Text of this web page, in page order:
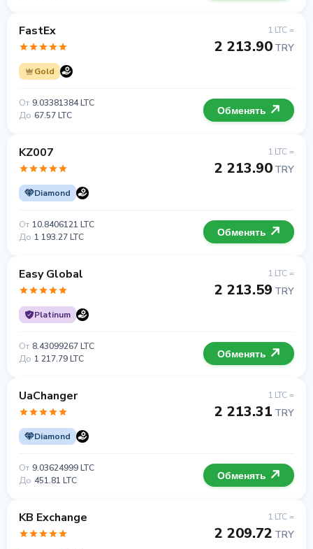
FastEx
Gold
1 LTC =
2 213.90 TRY
От 9.03381384 LTC
До 67.57 LTC Обменять
KZ007
Diamond
1 LTC =
2 213.90 TRY
От 10.8406121 LTC
До 1 193.27 LTC Обменять
Easy Global
Platinum
1 LTC =
2 213.59 TRY
От 8.43099267 LTC
До 1 217.79 LTC Обменять
UaChanger
Diamond
1 LTC =
2 213.31 TRY
От 9.03624999 LTC
До 451.81 LTC Обменять
KB Exchange 1 LTC =
2 209.72 TRY